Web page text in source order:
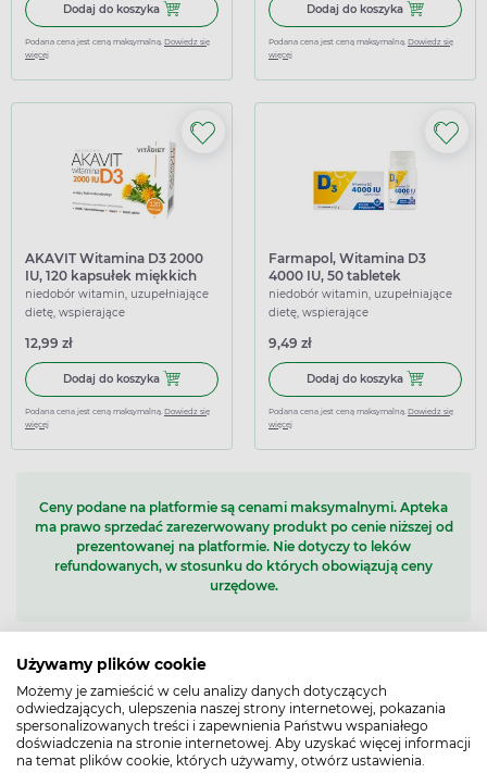
Używamy plików cookie
Możemy je zamieścić w celu analizy danych dotyczących
odwiedzających, ulepszenia naszej strony internetowej, pokazania
spersonalizowanych treści i zapewnienia Państwu wspaniałego
doświadczenia na stronie internetowej. Aby uzyskać więcej informacji
na temat plików cookie, których używamy, otwórz ustawienia.
Dodaj do koszyka Dodaj do koszyka Ibuvit D3 2000 IU, 150 kapsułek
Podana cena jest ceną maksymalną. Dowiedz się
więcej
Dodaj do koszyka Dodaj do
Podana cena jest ceną maksymalną. Dowiedz się
więcej
AKAVIT Witamina D3 2000
IU, 120 kapsułek miękkich
niedobór witamin, uzupełniające
dietę, wspierające
12,99 zł
Dodaj do koszyka Dodaj do koszyka AKAVIT Witamina D3 2000 IU, 120
Podana cena jest ceną maksymalną. Dowiedz się
więcej
Farmapol, Witamina D3
4000 IU, 50 tabletek
niedobór witamin, uzupełniające
dietę, wspierające
9,49 zł
Dodaj do koszyka Dodaj do
Podana cena jest ceną maksymalną. Dowiedz się
więcej
Ceny podane na platformie są cenami maksymalnymi. Apteka
ma prawo sprzedać zarezerwowany produkt po cenie niższej od
prezentowanej na platformie. Nie dotyczy to leków
refundowanych, w stosunku do których obowiązują ceny
urzędowe.
1 - 36z 242 produktów
1 2 3 ... 7